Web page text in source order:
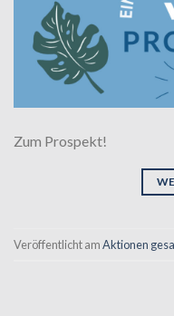
Zum Prospekt!
Veröffentlicht amAktionen